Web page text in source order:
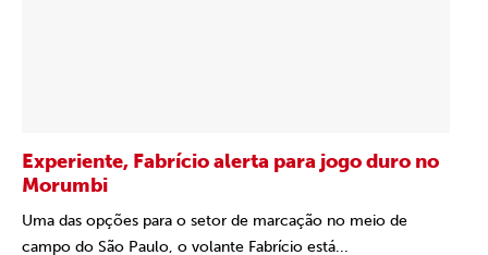
Experiente, Fabrício alerta para jogo duro no
Morumbi
Uma das opções para o setor de marcação no meio de
campo do São Paulo, o volante Fabrício está...